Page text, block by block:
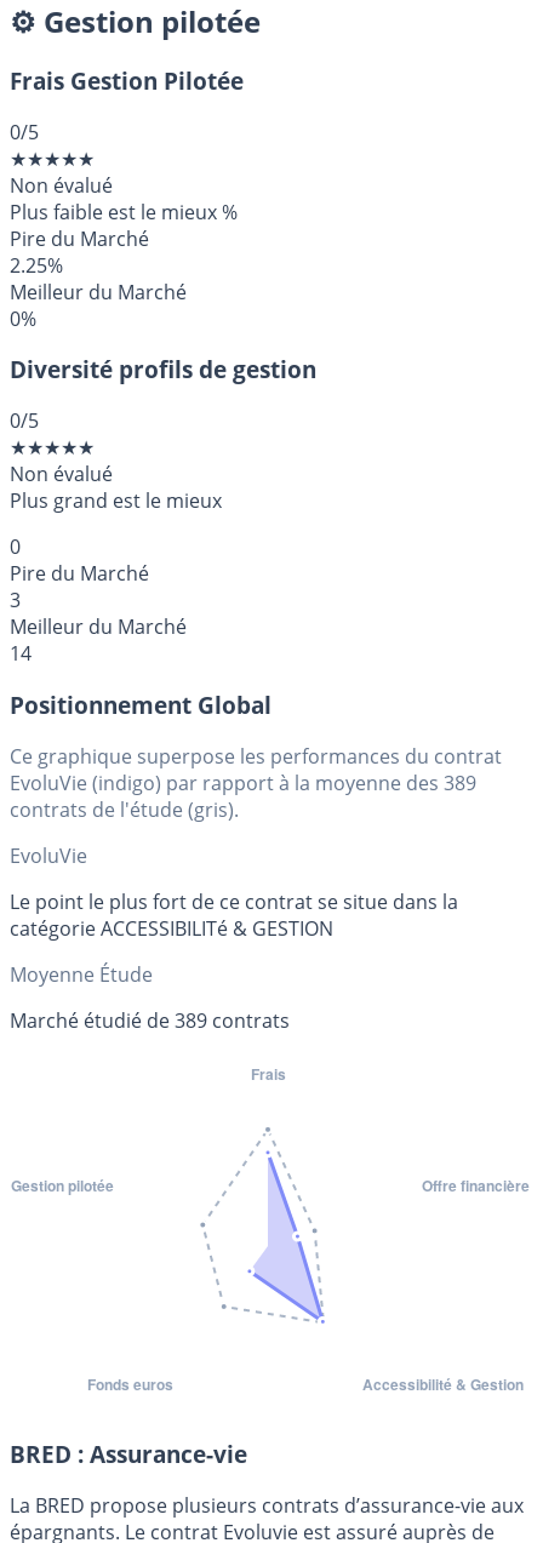
⚙️ Gestion pilotée
Frais Gestion Pilotée
0/5
★★★★★
Non évalué
Plus faible est le mieux%
Pire du Marché
2.25%
Meilleur du Marché
0%
Diversité profils de gestion
0/5
★★★★★
Non évalué
Plus grand est le mieux
0
Pire du Marché
3
Meilleur du Marché
14
Positionnement Global
Ce graphique superpose les performances du contrat
EvoluVie (indigo) par rapport à la moyenne des 389
contrats de l'étude (gris).
EvoluVie
Le point le plus fort de ce contrat se situe dans la
catégorie ACCESSIBILITé & GESTION
Moyenne Étude
Marché étudié de 389 contrats
BRED : Assurance-vie
La BRED propose plusieurs contrats d’assurance-vie aux
épargnants. Le contrat Evoluvie est assuré auprès de